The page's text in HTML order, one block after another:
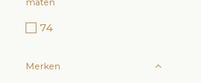
74
Merken